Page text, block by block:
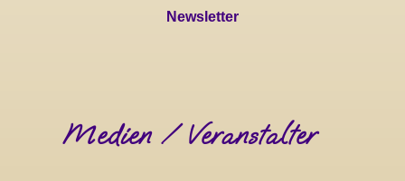
Newsletter
Medien / Veranstalter